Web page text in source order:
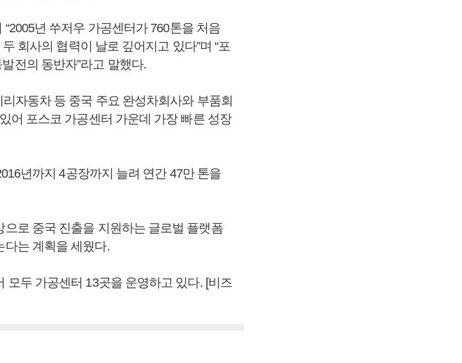
년 쑤저우 가공센터가 760톤을 처음
회사의 협력이 날로 깊어지고 있다”며 “포
전의 동반자”라고 말했다.
자동차 등 중국 주요 완성차회사와 부품회
어 포스코 가공센터 가운데 가장 빠른 성장
년까지 4공장까지 늘려 연간 47만 톤을
로 중국 진출을 지원하는 글로벌 플랫폼
다는 계획을 세웠다.
두 가공센터 13곳을 운영하고 있다. [비즈